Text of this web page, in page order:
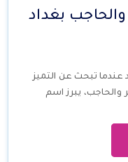
والحاجب بغداد
عندما تبحث عن التميز
والحاجب، يبرز اسم